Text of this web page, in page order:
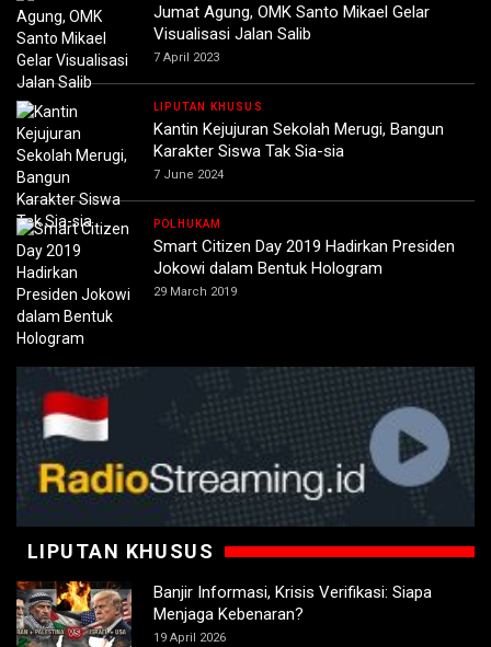
Jumat Agung, OMK Santo Mikael Gelar
Visualisasi Jalan Salib
7 April 2023
LIPUTAN KHUSUS
Kantin Kejujuran Sekolah Merugi, Bangun
Karakter Siswa Tak Sia-sia
7 June 2024
POLHUKAM
Smart Citizen Day 2019 Hadirkan Presiden
Jokowi dalam Bentuk Hologram
29 March 2019
LIPUTAN KHUSUS
Banjir Informasi, Krisis Verifikasi: Siapa
Menjaga Kebenaran?
19 April 2026